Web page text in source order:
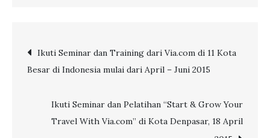
Pelatihan
Bisnis
Post
Ikuti Seminar dan Training dari Via.com di 11 Kota
Besar di Indonesia mulai dari April – Juni 2015
Ikuti Seminar dan Pelatihan “Start & Grow Your
Travel With Via.com” di Kota Denpasar, 18 April